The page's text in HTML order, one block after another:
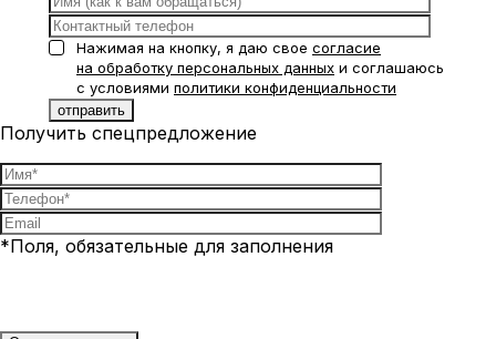
Нажимая на кнопку, я даю свое согласие
на обработку персональных данных и соглашаюсь
с условиями политики конфиденциальности
Получить спецпредложение
*Поля, обязательные для заполнения